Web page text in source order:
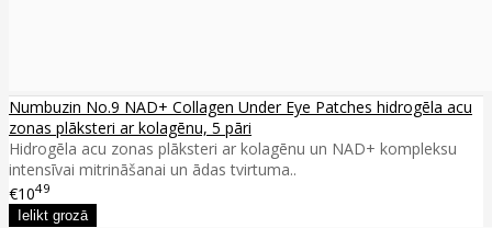
Numbuzin No.9 NAD+ Collagen Under Eye Patches hidrogēla acu
zonas plāksteri ar kolagēnu, 5 pāri
Hidrogēla acu zonas plāksteri ar kolagēnu un NAD+ kompleksu
intensīvai mitrināšanai un ādas tvirtuma..
€1049